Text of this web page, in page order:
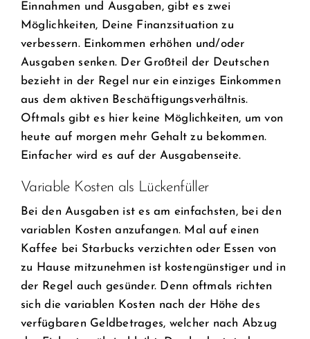
Einnahmen und Ausgaben, gibt es zwei
Möglichkeiten, Deine Finanzsituation zu
verbessern. Einkommen erhöhen und/oder
Ausgaben senken. Der Großteil der Deutschen
bezieht in der Regel nur ein einziges Einkommen
aus dem aktiven Beschäftigungsverhältnis.
Oftmals gibt es hier keine Möglichkeiten, um von
heute auf morgen mehr Gehalt zu bekommen.
Einfacher wird es auf der Ausgabenseite.
Variable Kosten als Lückenfüller
Bei den Ausgaben ist es am einfachsten, bei den
variablen Kosten anzufangen. Mal auf einen
Kaffee bei Starbucks verzichten oder Essen von
zu Hause mitzunehmen ist kostengünstiger und in
der Regel auch gesünder. Denn oftmals richten
sich die variablen Kosten nach der Höhe des
verfügbaren Geldbetrages, welcher nach Abzug